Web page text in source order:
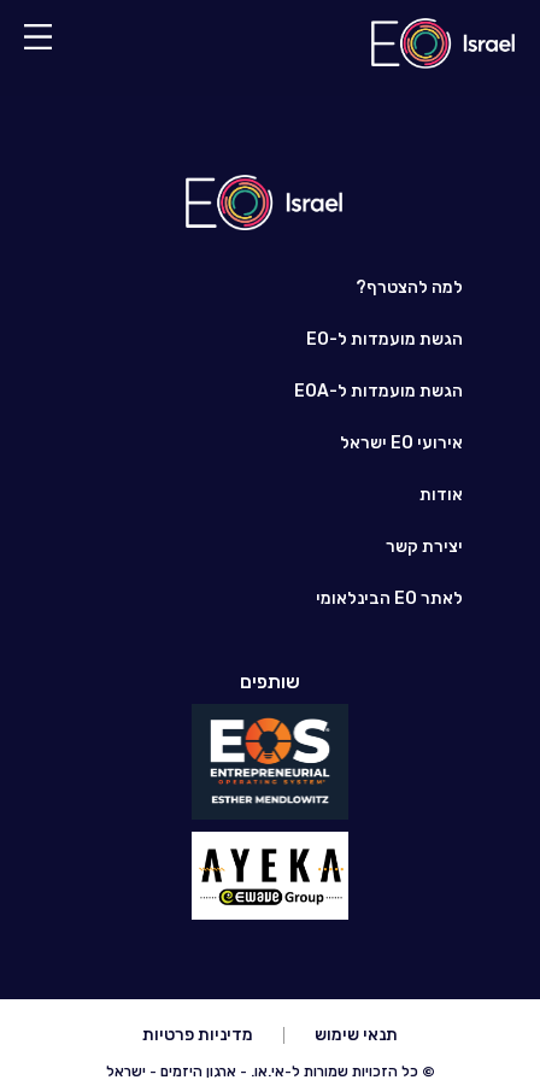
למה להצטרף?
הגשת מועמדות ל-EO
הגשת מועמדות ל-EOA
אירועי EO ישראל
אודות
יצירת קשר
לאתר EO הבינלאומי
שותפים
© כל הזכויות שמורות ל-אי.או. - ארגון היזמים - ישראל
תנאי שימוש מדיניות פרטיות